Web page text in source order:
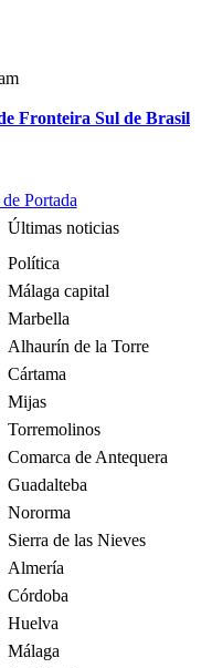
Fronteira Sul de Brasil
Portada
Últimas noticias
Política
Málaga capital
Marbella
Alhaurín de la Torre
Cártama
Mijas
Torremolinos
Comarca de Antequera
Guadalteba
Nororma
Sierra de las Nieves
Almería
Córdoba
Huelva
Málaga